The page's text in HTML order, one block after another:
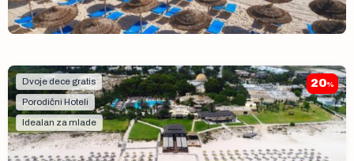
Dvoje dece gratis
Porodični Hoteli
Idealan za mlade
20%